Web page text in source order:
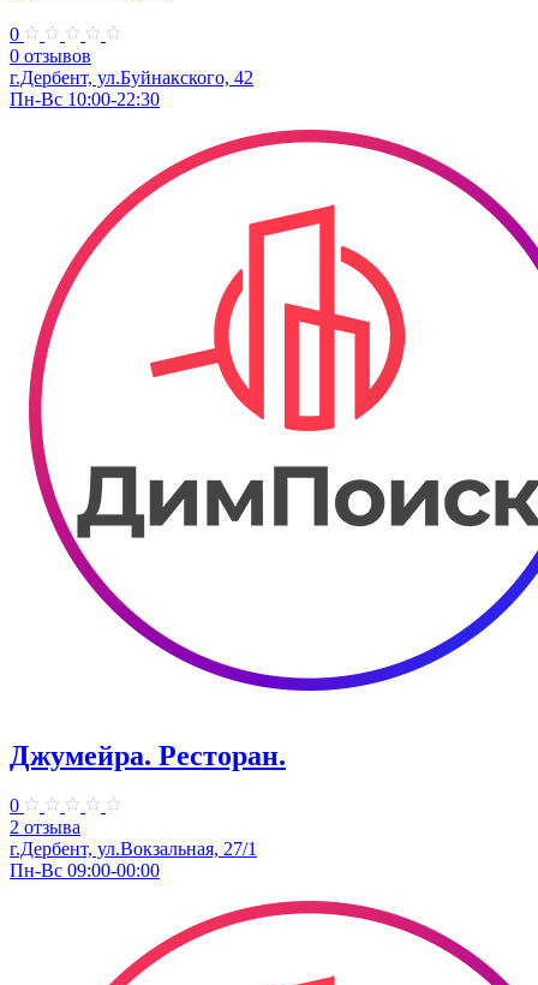
0
0 отзывов
г.Дербент, ул.Буйнакского, 42
Пн-Вс 10:00-22:30
Джумейра. Ресторан.
0
2 отзыва
г.Дербент, ​ул.Вокзальная, 27/1
Пн-Вс 09:00-00:00